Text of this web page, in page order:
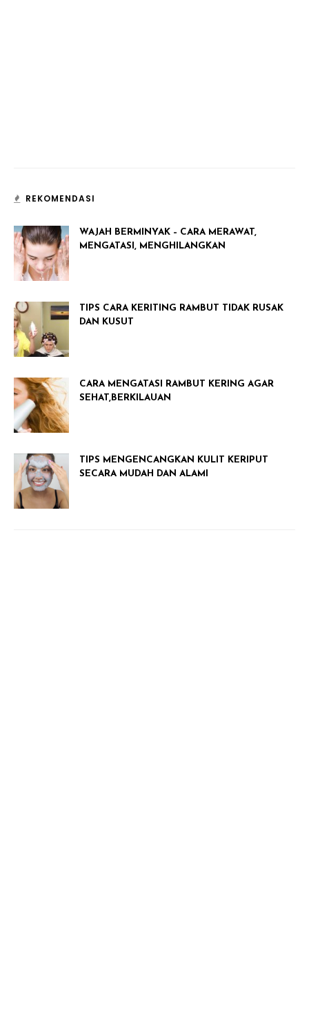
REKOMENDASI
WAJAH BERMINYAK – CARA MERAWAT,
MENGATASI, MENGHILANGKAN
TIPS CARA KERITING RAMBUT TIDAK RUSAK
DAN KUSUT
CARA MENGATASI RAMBUT KERING AGAR
SEHAT,BERKILAUAN
TIPS MENGENCANGKAN KULIT KERIPUT
SECARA MUDAH DAN ALAMI